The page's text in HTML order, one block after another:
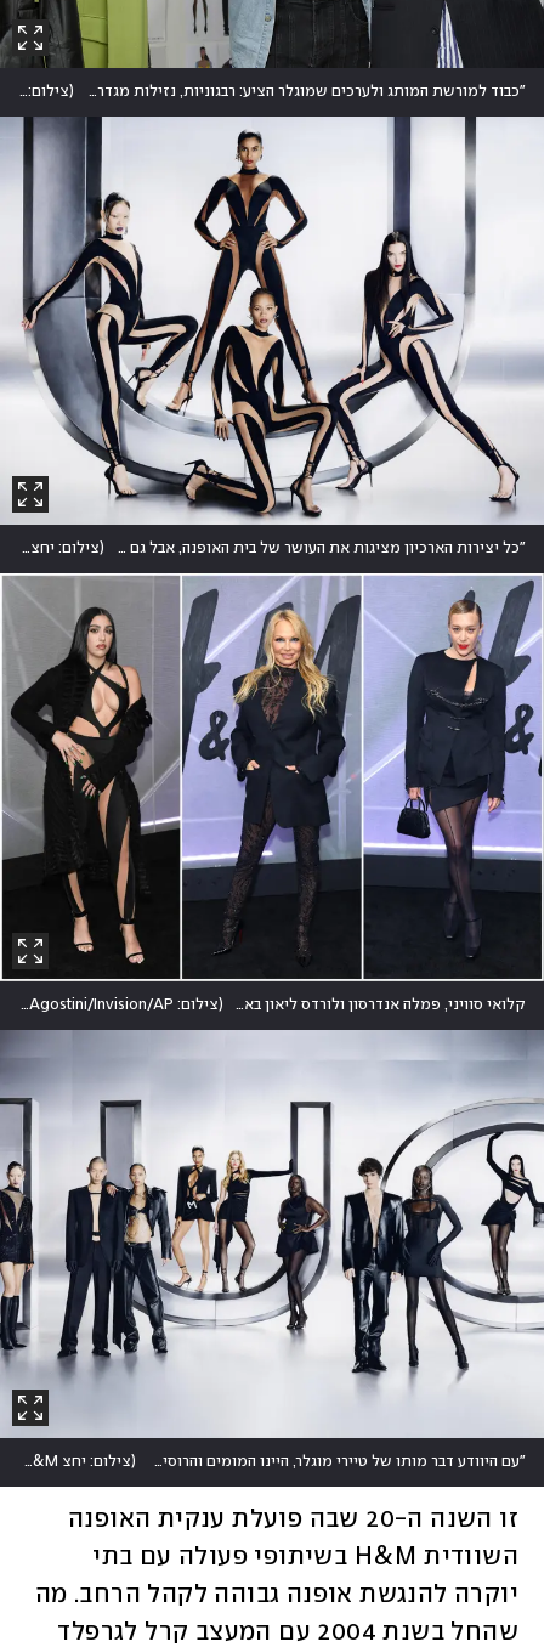
"כבוד למורשת המותג ולערכים שמוגלר הציע: רבגוניות, נזילות מגדרית, העצמה, בודי פוזיטיב וסקסיות". המעצבים קייסי קאדוולדר ואן סופי יוהנסון (צילום: יחצ H&M
"כל יצירות הארכיון מציגות את העושר של בית האופנה, אבל גם את המסע שלי עם מוגלר" (צילום: יחצ H&M
קלואי סוויני, פמלה אנדרסון ולורדס ליאון באירוע השקת שיתוף הפעולה של מוגלר ו-H&M בניו יורק (צילום: Arturo Holmes/Getty Images, Evan Agostini/Invision/AP
"עם היוודע דבר מותו של טיירי מוגלר, היינו המומים והרוסים" (צילום: יחצ H&M